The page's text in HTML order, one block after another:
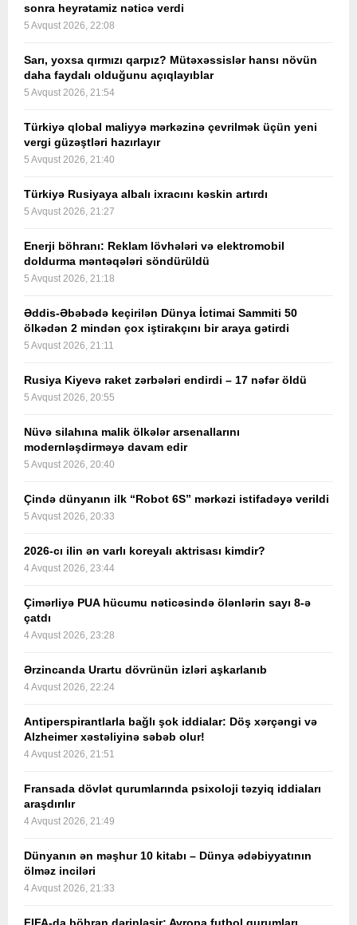
sonra heyrətamiz nəticə verdi
5 Avqust 2026, 22:08
Sarı, yoxsa qırmızı qarpız? Mütəxəssislər hansı növün
daha faydalı olduğunu açıqlayıblar
5 Avqust 2026, 21:54
Türkiyə qlobal maliyyə mərkəzinə çevrilmək üçün yeni
vergi güzəştləri hazırlayır
5 Avqust 2026, 21:40
Türkiyə Rusiyaya albalı ixracını kəskin artırdı
5 Avqust 2026, 21:27
Enerji böhranı: Reklam lövhələri və elektromobil
doldurma məntəqələri söndürüldü
5 Avqust 2026, 21:18
Əddis-Əbəbədə keçirilən Dünya İctimai Sammiti 50
ölkədən 2 mindən çox iştirakçını bir araya gətirdi
5 Avqust 2026, 21:11
Rusiya Kiyevə raket zərbələri endirdi – 17 nəfər öldü
5 Avqust 2026, 20:55
Nüvə silahına malik ölkələr arsenallarını
modernləşdirməyə davam edir
5 Avqust 2026, 20:40
Çində dünyanın ilk “Robot 6S” mərkəzi istifadəyə verildi
5 Avqust 2026, 20:33
2026-cı ilin ən varlı koreyalı aktrisası kimdir?
4 Avqust 2026, 23:44
Çimərliyə PUA hücumu nəticəsində ölənlərin sayı 8-ə
çatdı
4 Avqust 2026, 23:28
Ərzincanda Urartu dövrünün izləri aşkarlanıb
4 Avqust 2026, 22:24
Antiperspirantlarla bağlı şok iddialar: Döş xərçəngi və
Alzheimer xəstəliyinə səbəb olur!
4 Avqust 2026, 21:51
Fransada dövlət qurumlarında psixoloji təzyiq iddiaları
araşdırılır
4 Avqust 2026, 21:49
Dünyanın ən məşhur 10 kitabı – Dünya ədəbiyyatının
ölməz inciləri
4 Avqust 2026, 21:33